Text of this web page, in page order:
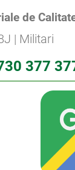
de
| Militari
377